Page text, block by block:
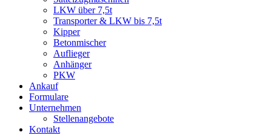
LKW über 7,5t
Transporter & LKW bis 7,5t
Kipper
Betonmischer
Auflieger
Anhänger
PKW
Ankauf
Formulare
Unternehmen
Stellenangebote
Kontakt